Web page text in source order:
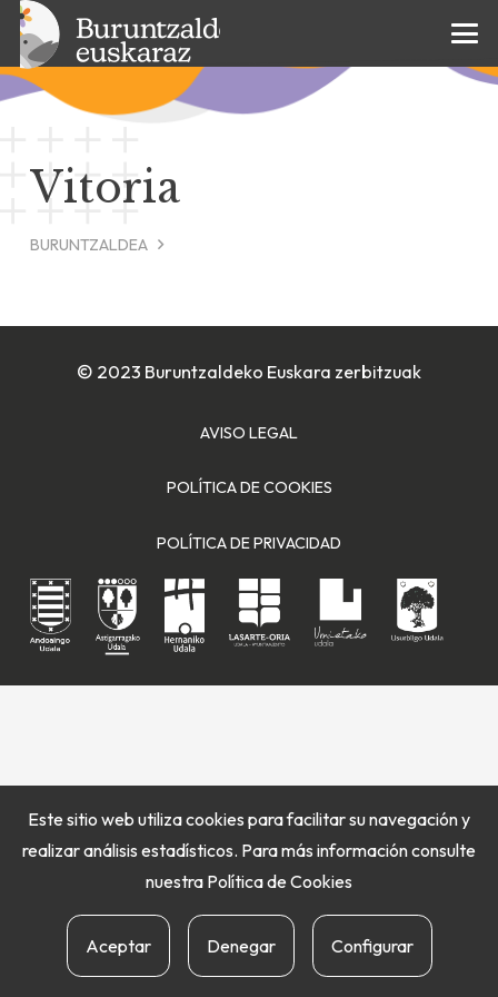
Vitoria
BURUNTZALDEA
© 2023 Buruntzaldeko Euskara zerbitzuak
AVISO LEGAL
POLÍTICA DE COOKIES
POLÍTICA DE PRIVACIDAD
Este sitio web utiliza cookies para facilitar su navegación y
realizar análisis estadísticos. Para más información consulte
nuestra Política de Cookies
Aceptar Denegar Configurar